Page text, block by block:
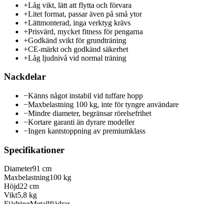
+Låg vikt, lätt att flytta och förvara
+Litet format, passar även på små ytor
+Lättmonterad, inga verktyg krävs
+Prisvärd, mycket fitness för pengarna
+Godkänd svikt för grundträning
+CE-märkt och godkänd säkerhet
+Låg ljudnivå vid normal träning
Nackdelar
−Känns något instabil vid tuffare hopp
−Maxbelastning 100 kg, inte för tyngre användare
−Mindre diameter, begränsar rörelsefrihet
−Kortare garanti än dyrare modeller
−Ingen kantstoppning av premiumklass
Specifikationer
Diameter91 cm
Maxbelastning100 kg
Höjd22 cm
Vikt5,8 kg